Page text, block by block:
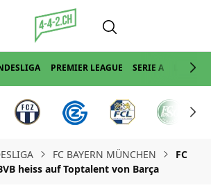
PREMIER LEAGUE SERIE A LA LIGA
FC BAYERN MÜNCHEN
FC
heiss auf Toptalent von Barça